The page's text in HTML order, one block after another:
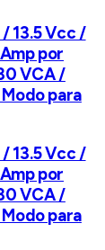
13.5 Vcc /
por
VCA /
para
13.5 Vcc /
por
VCA /
para